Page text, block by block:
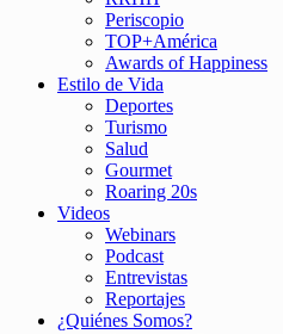
Periscopio
TOP+América
Awards of Happiness
Estilo de Vida
Deportes
Turismo
Salud
Gourmet
Roaring 20s
Videos
Webinars
Podcast
Entrevistas
Reportajes
¿Quiénes Somos?